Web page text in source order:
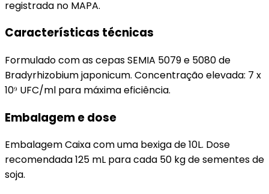
registrada no MAPA.
Características técnicas
Formulado com as cepas SEMIA 5079 e 5080 de
Bradyrhizobium japonicum. Concentração elevada: 7 x
10⁹ UFC/ml para máxima eficiência.
Embalagem e dose
Embalagem Caixa com uma bexiga de 10L. Dose
recomendada 125 mL para cada 50 kg de sementes de
soja.